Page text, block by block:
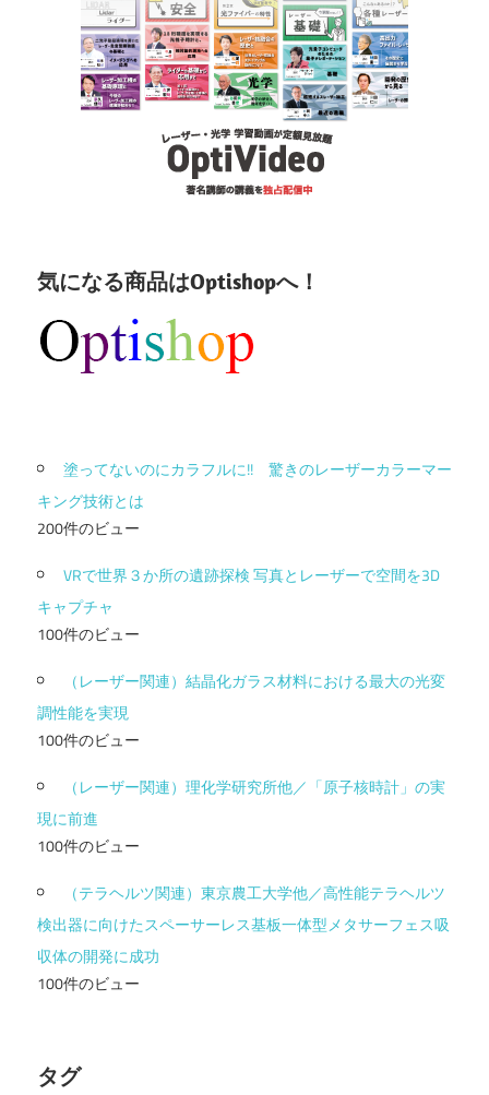
気になる商品はOptishopへ！
塗ってないのにカラフルに!! 驚きのレーザーカラーマー
キング技術とは
200件のビュー
VRで世界３か所の遺跡探検 写真とレーザーで空間を3D
キャプチャ
100件のビュー
（レーザー関連）結晶化ガラス材料における最大の光変
調性能を実現
100件のビュー
（レーザー関連）理化学研究所他／「原子核時計」の実
現に前進
100件のビュー
（テラヘルツ関連）東京農工大学他／高性能テラヘルツ
検出器に向けたスペーサーレス基板一体型メタサーフェス吸
収体の開発に成功
100件のビュー
タグ